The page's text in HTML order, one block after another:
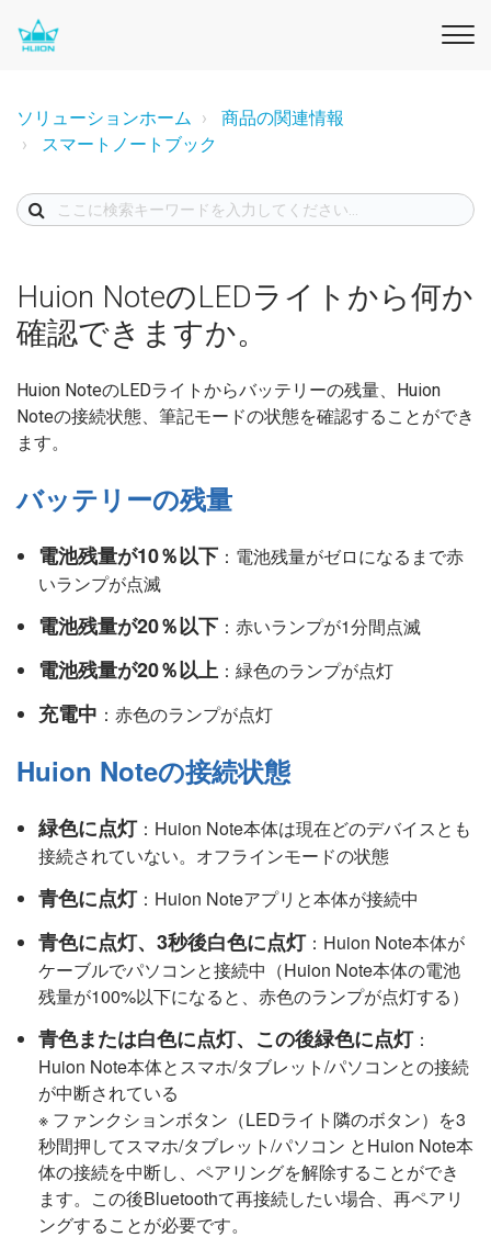
ソリューションホーム
商品の関連情報
スマートノートブック
Huion NoteのLEDライトから何か
確認できますか。
Huion NoteのLEDライトからバッテリーの残量、Huion
Noteの接続状態、筆記モードの状態を確認することができ
ます。
バッテリーの残量
電池残量が10％以下 ：電池残量がゼロになるまで赤
いランプが点滅
電池残量が20％以下 ：赤いランプが1分間点滅
電池残量が20％以上 ：緑色のランプが点灯
充電中 ：赤色のランプが点灯
Huion Noteの接続状態
緑色に点灯：Huion Note本体は現在どのデバイスとも
接続されていない。オフラインモードの状態
青色に点灯：Huion Noteアプリと本体が接続中
青色に点灯、3秒後白色に点灯：Huion Note本体が
ケーブルでパソコンと接続中（Huion Note本体の電池
残量が100%以下になると、赤色のランプが点灯する）
青色または白色に点灯、この後緑色に点灯：
Huion Note本体とスマホ/タブレット/パソコンとの接続
が中断されている
※ ファンクションボタン（LEDライト隣のボタン）を3
秒間押してスマホ/タブレット/パソコン とHuion Note本
体の接続を中断し、ペアリングを解除することができ
ます。この後Bluetoothて再接続したい場合、再ペアリ
ングすることが必要です。